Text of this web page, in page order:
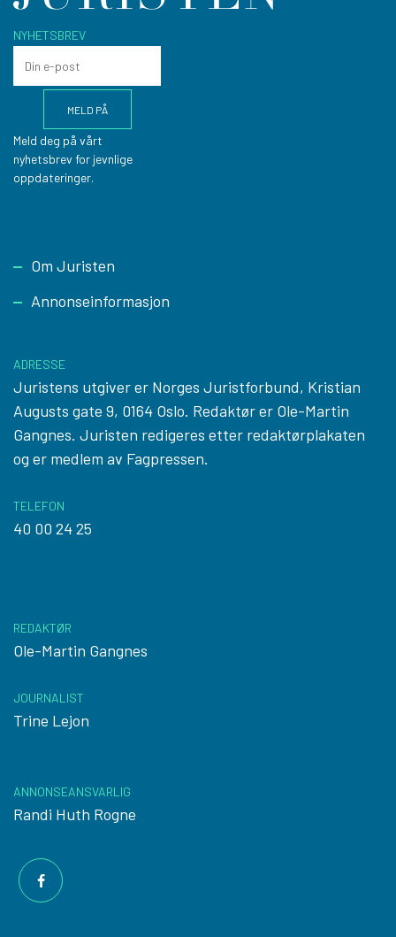
NYHETSBREV
Meld deg på vårt
nyhetsbrev for jevnlige
oppdateringer.
Footer
Om Juristen
Annonseinformasjon
ADRESSE
Juristens utgiver er Norges Juristforbund, Kristian
Augusts gate 9, 0164 Oslo. Redaktør er Ole-Martin
Gangnes. Juristen redigeres etter redaktørplakaten
og er medlem av Fagpressen.
TELEFON
40 00 24 25
REDAKTØR
Ole-Martin Gangnes
JOURNALIST
Trine Lejon
ANNONSEANSVARLIG
Randi Huth Rogne